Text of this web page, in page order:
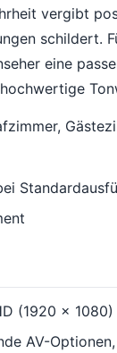
vergibt
schildert.
eine
(1920 x 1080)
AV-